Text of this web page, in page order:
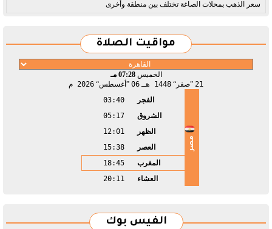
سعر الذهب بمحلات الصاغة تختلف بين منطقة وأخرى
مواقيت الصلاة
الخميس07:28 مـ
21
صفر 1448 هـ 06 أغسطس 2026 م
مصر
الفجر
03:40
الشروق
05:17
الظهر
12:01
العصر
15:38
المغرب
18:45
العشاء
20:11
الفيس بوك